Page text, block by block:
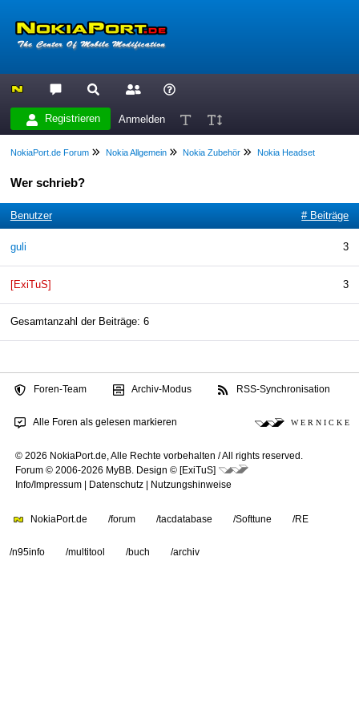
Registrieren Anmelden
NokiaPort.de Forum Nokia Allgemein Nokia Zubehör Nokia Headset
Wer schrieb?
Benutzer # Beiträge
guli 3
[ExiTuS] 3
Gesamtanzahl der Beiträge: 6
Foren-Team Archiv-Modus RSS-Synchronisation
Alle Foren als gelesen markieren W E R N I C K E
© 2026 NokiaPort.de, Alle Rechte vorbehalten /All rights reserved.
Forum © 2006-2026 MyBB
Design © [ExiTuS]
Info/Impressum
Datenschutz Nutzungshinweise
NokiaPort.de /forum /tacdatabase /Softtune /RE
/n95info /multitool /buch /archiv